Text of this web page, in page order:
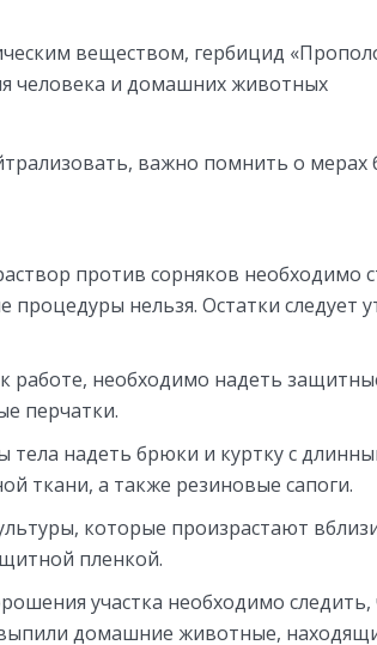
веществом, гербицид
человека и домашних животных
важно помнить о мерах
против сорняков необходимо
процедуры нельзя. Остатки следует
работе, необходимо надеть
перчатки.
тела надеть брюки и куртку с
ткани, а также резиновые сапоги.
которые произрастают
пленкой.
участка необходимо
домашние животные,